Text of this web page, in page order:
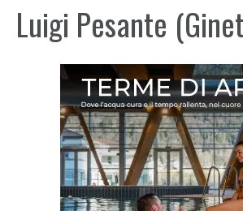
Luigi Pesante